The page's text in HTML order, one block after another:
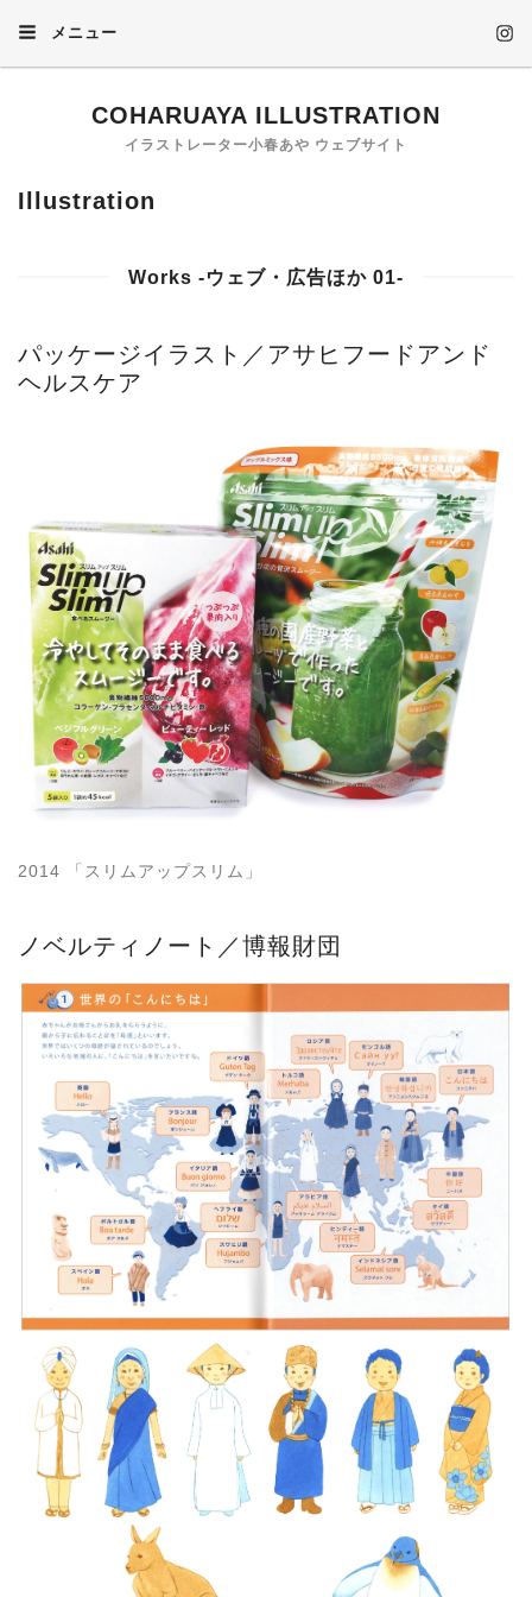
メニュー
COHARUAYA ILLUSTRATION
イラストレーター小春あや ウェブサイト
Illustration
Works -ウェブ・広告ほか 01-
パッケージイラスト／アサヒフードアンド
ヘルスケア
2014 「スリムアップスリム」
ノベルティノート／博報財団